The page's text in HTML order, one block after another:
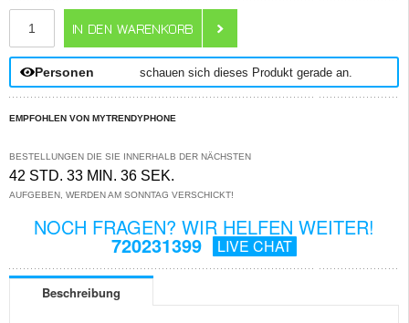
Personen schauen sich dieses Produkt gerade an.
EMPFOHLEN VON MYTRENDYPHONE
BESTELLUNGEN DIE SIE INNERHALB DER NÄCHSTEN
42 STD. 33 MIN. 35 SEK.
AUFGEBEN, WERDEN AM SONNTAG VERSCHICKT!
NOCH FRAGEN? WIR HELFEN WEITER!
720231399 LIVE CHAT
Beschreibung